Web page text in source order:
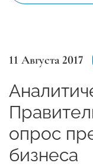
11 Августа 2017
опрос
бизнеса